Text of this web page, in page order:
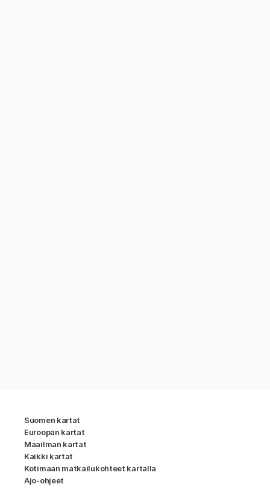
Suomen kartat
Euroopan kartat
Maailman kartat
Kaikki kartat
Kotimaan matkailukohteet kartalla
Ajo-ohjeet